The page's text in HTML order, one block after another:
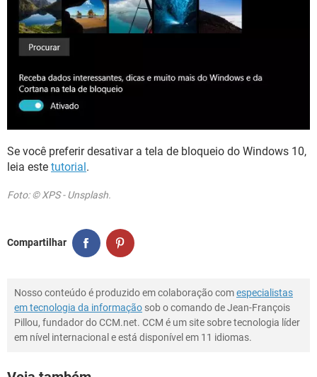
Se você preferir desativar a tela de bloqueio do Windows 10,
leia este tutorial.
Foto: © XPS - Unsplash.
Compartilhar
Nosso conteúdo é produzido em colaboração comespecialistas
em tecnologia da informação sob o comando de Jean-François
Pillou, fundador do CCM.net. CCM é um site sobre tecnologia líder
em nível internacional e está disponível em 11 idiomas.